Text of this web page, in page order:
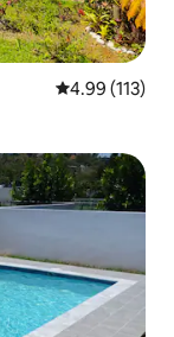
從 113 則評價
4.99 (113)